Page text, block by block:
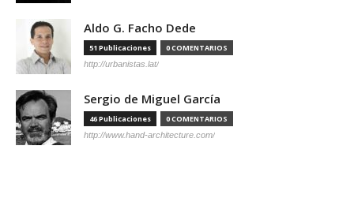
Aldo G. Facho Dede
51 Publicaciones 0 COMENTARIOS
http://urbanistas.lat/
Sergio de Miguel García
46 Publicaciones 0 COMENTARIOS
http://www.hand-architecture.com/